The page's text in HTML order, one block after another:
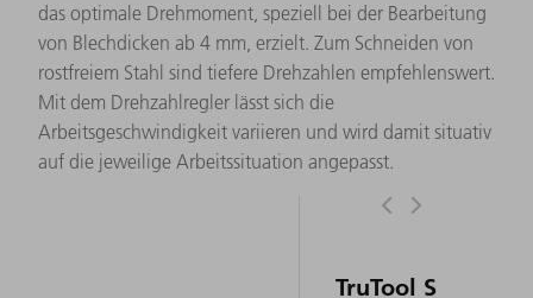
das optimale Drehmoment, speziell bei der Bearbeitung
von Blechdicken ab 4 mm, erzielt. Zum Schneiden von
rostfreiem Stahl sind tiefere Drehzahlen empfehlenswert.
Mit dem Drehzahlregler lässt sich die
Arbeitsgeschwindigkeit variieren und wird damit situativ
auf die jeweilige Arbeitssituation angepasst.
TruTool S